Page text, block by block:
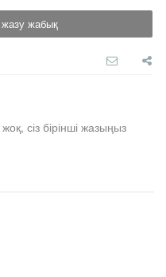
жазу жабық
сіз бірінші жазыңыз